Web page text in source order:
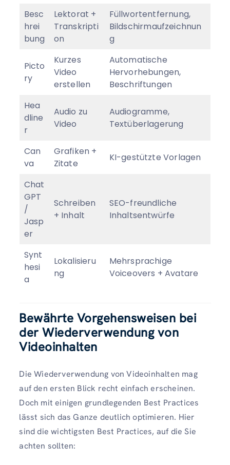
Besc
hrei
bung
Lektorat +
Transkripti
on
Füllwortentfernung,
Bildschirmaufzeichnun
g
Picto
ry
Kurzes
Video
erstellen
Automatische
Hervorhebungen,
Beschriftungen
Hea
dline
r
Audio zu
Video
Audiogramme,
Textüberlagerung
Can
va
Grafiken +
Zitate
KI-gestützte Vorlagen
Chat
GPT
/
Jasp
er
Schreiben
+ Inhalt
SEO-freundliche
Inhaltsentwürfe
Synt
hesi
a
Lokalisieru
ng
Mehrsprachige
Voiceovers + Avatare
Bewährte Vorgehensweisen bei
der Wiederverwendung von
Videoinhalten
Die Wiederverwendung von Videoinhalten mag
auf den ersten Blick recht einfach erscheinen.
Doch mit einigen grundlegenden Best Practices
lässt sich das Ganze deutlich optimieren. Hier
sind die wichtigsten Best Practices, auf die Sie
achten sollten: